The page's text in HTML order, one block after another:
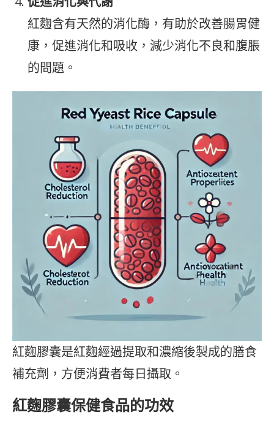
紅麴含有天然的消化酶，有助於改善腸胃健
康，促進消化和吸收，減少消化不良和腹脹
的問題。
紅麴膠囊是紅麴經過提取和濃縮後製成的膳食
補充劑，方便消費者每日攝取。
紅麴膠囊保健食品的功效